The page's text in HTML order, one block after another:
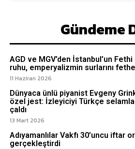
Gündeme
AGD ve MGV’den İstanbul’un
ruhu, emperyalizmin surlarını
11 Haziran 2026
Dünyaca ünlü piyanist Evgeny
özel jest: İzleyiciyi Türkçe
çaldı
13 Mart 2026
Adıyamanlılar Vakfı 30’uncu iftar
gerçekleştirdi